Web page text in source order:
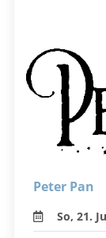
Peter Pan
So, 21.